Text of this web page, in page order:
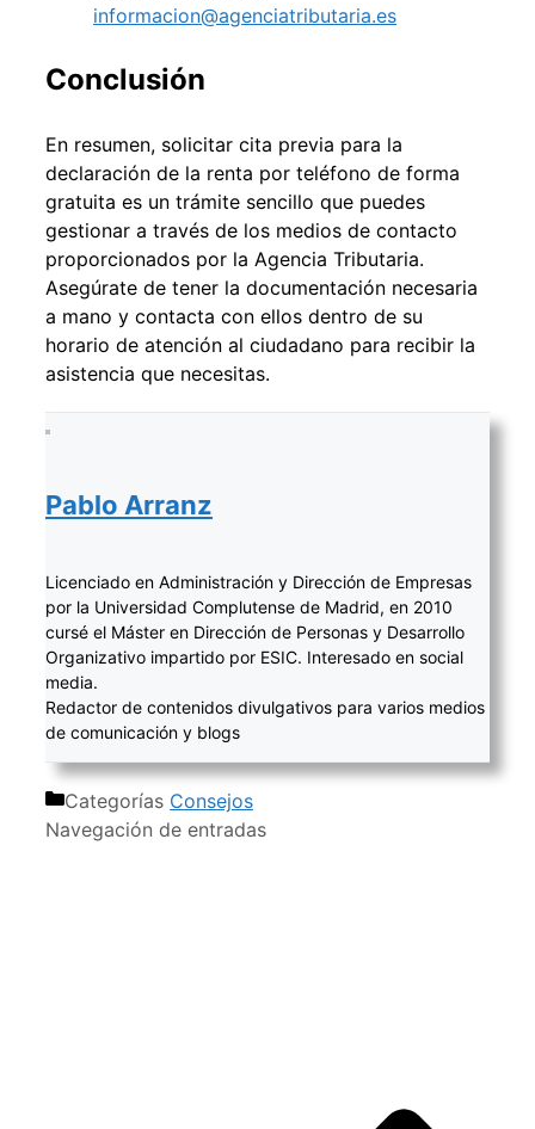
informacion@agenciatributaria.es
Conclusión
En resumen, solicitar cita previa para la
declaración de la renta por teléfono de forma
gratuita es un trámite sencillo que puedes
gestionar a través de los medios de contacto
proporcionados por la Agencia Tributaria.
Asegúrate de tener la documentación necesaria
a mano y contacta con ellos dentro de su
horario de atención al ciudadano para recibir la
asistencia que necesitas.
Pablo Arranz
Licenciado en Administración y Dirección de Empresas
por la Universidad Complutense de Madrid, en 2010
cursé el Máster en Dirección de Personas y Desarrollo
Organizativo impartido por ESIC. Interesado en social
media.
Redactor de contenidos divulgativos para varios medios
de comunicación y blogs
Categorías Consejos
Navegación de entradas